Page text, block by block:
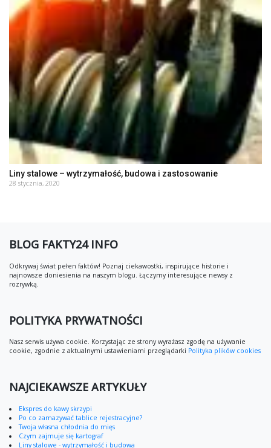
Liny stalowe – wytrzymałość, budowa i zastosowanie
28 stycznia, 2020
BLOG FAKTY24 INFO
Odkrywaj świat pełen faktów! Poznaj ciekawostki, inspirujące historie i
najnowsze doniesienia na naszym blogu. Łączymy interesujące newsy z
rozrywką.
POLITYKA PRYWATNOŚCI
Nasz serwis używa cookie. Korzystając ze strony wyrażasz zgodę na używanie
cookie, zgodnie z aktualnymi ustawieniami przeglądarki Polityka plików cookies
NAJCIEKAWSZE ARTYKUŁY
Ekspres do kawy skrzypi
Po co zamazywać tablice rejestracyjne?
Twoja własna chłodnia do mięs
Czym zajmuje się kartograf
Liny stalowe - wytrzymałość i budowa